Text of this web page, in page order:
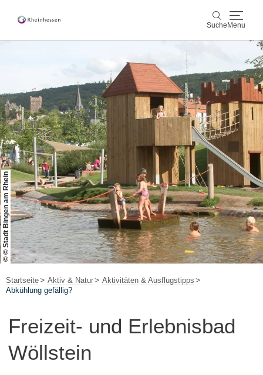
Suche Menu
Suche
Wein & Genuss
Aktiv & Natur
Kultur & Städte
Veranstaltungen
Buchung & Service
ShopRheinhessen-Blog Karte
© © Stadt Bingen am Rhein
Startseite Aktiv & Natur
Aktivitäten & Ausflugstipps
Abkühlung gefällig?
Freizeit- und Erlebnisbad
Wöllstein